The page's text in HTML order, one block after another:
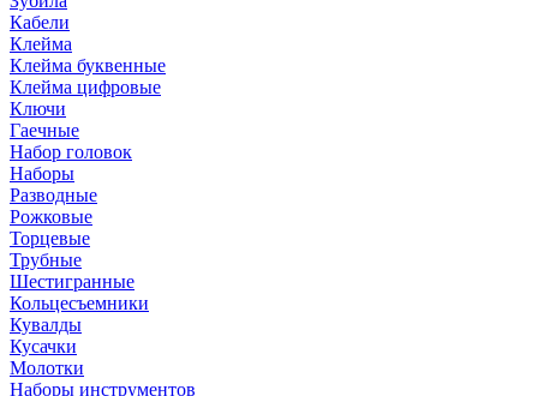
Кабели
Клейма
Клейма буквенные
Клейма цифровые
Ключи
Гаечные
Набор головок
Наборы
Разводные
Рожковые
Торцевые
Трубные
Шестигранные
Кольцесъемники
Кувалды
Кусачки
Молотки
Наборы инструментов